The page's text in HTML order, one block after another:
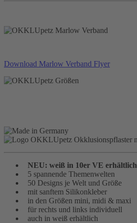
Download Marlow Verband Flyer
NEU: weiß in 10er VE erhältlich
5 spannende Themenwelten
50 Designs je Welt und Größe
mit sanftem Silikonkleber
in den Größen mini, midi & maxi
für rechts und links individuell
auch in weiß erhältlich